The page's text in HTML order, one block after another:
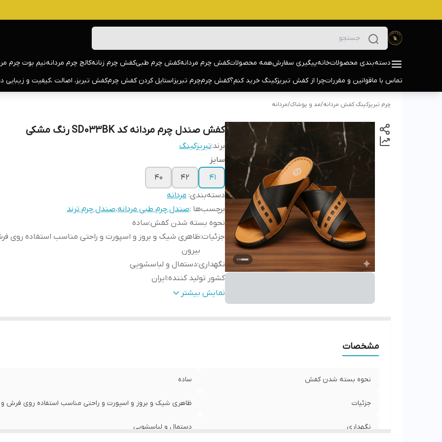
دسته‌بندی محصولاتخانهپیگیری سفارشهمه محصولاتکفش چرم مردانهکفش چرم طبیکفش چرم زنانهکالج چرم مردانهنیم بوت چرم
تماس با ماقوانین و مقرراتچرا از کفش تبریزکینگ خرید کنم؟کفش چرمچرم تبریزاستایل کردن کفش چرمکفش تبریز، اصالت ،کیفیت و زیبایی
چرم تبریزکینگ کفش مردانه/مد و پوشاک/مردانه
کفش صندل چرم مردانه کد SD033BK رنگ مشکی
برند:تبریزکینگ
سایز
41
42
40
دسته‌بندی: مردانه
برچسب‌ها :صندل چرم طبی مردانه،صندل چرم ترند
نحوه بسته شدن کفش:ساده
جزئیات:ظاهری شیک و بروز و اسپورت و راحتی مناسب استفاده روی
بیرون
نگهداری:دستمال و لباسشویی
کشور تولید کننده:ایران
جنس چرم مصنوعی
نمایش بیشتر
مشخصات
نحوه بسته شدن کفش ساده
جزئیات ظاهری شیک و بروز و اسپورت و راحتی مناسب استفاده روی فرش و
نگهداری دستمال و لباسشویی